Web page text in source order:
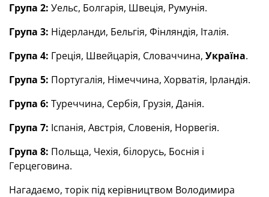
Група 2: Уельс, Болгарія, Швеція, Румунія.
Група 3: Нідерланди, Бельгія, Фінляндія, Італія.
Група 4: Греція, Швейцарія, Словаччина, Україна.
Група 5: Португалія, Німеччина, Хорватія, Ірландія.
Група 6: Туреччина, Сербія, Грузія, Данія.
Група 7: Іспанія, Австрія, Словенія, Норвегія.
Група 8: Польща, Чехія, білорусь, Боснія і
Герцеговина.
Нагадаємо, торік під керівництвом Володимира